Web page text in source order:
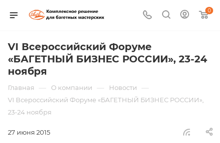
0
VI Всероссийский Форуме
«БАГЕТНЫЙ БИЗНЕС РОССИИ», 23-24
ноября
Главная — О компании — Новости —
VI Всероссийский Форуме «БАГЕТНЫЙ БИЗНЕС РОССИИ»,
23-24 ноября
27 июня 2015